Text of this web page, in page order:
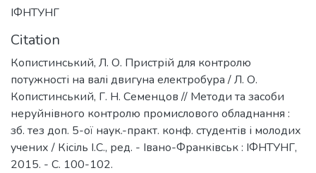
ІФНТУНГ
Citation
Копистинський, Л. О. Пристрій для контролю
потужності на валі двигуна електробура / Л. О.
Копистинський, Г. Н. Семенцов // Методи та засоби
неруйнівного контролю промислового обладнання :
зб. тез доп. 5-ої наук.-практ. конф. студентів і молодих
учених / Кісіль І.С., ред. - Івано-Франківськ : ІФНТУНГ,
2015. - С. 100-102.